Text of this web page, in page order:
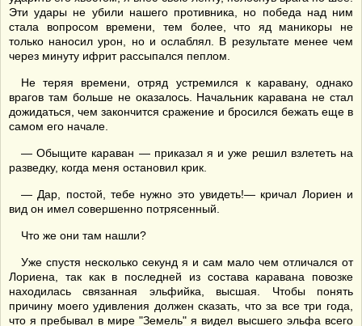
Эти удары не убили нашего противника, но победа над ним
стала вопросом времени, тем более, что яд маникоры не
только наносил урон, но и ослаблял. В результате менее чем
через минуту ифрит рассыпался пеплом.
Не теряя времени, отряд устремился к каравану, однако
врагов там больше не оказалось. Начальник каравана не стал
дожидаться, чем закончится сражение и бросился бежать еще в
самом его начале.
— Обыщите караван — приказал я и уже решил взлететь на
разведку, когда меня остановил крик.
— Дар, постой, тебе нужно это увидеть!— кричал Лориен и
вид он имел совершенно потрясенный.
Что же они там нашли?
Уже спустя несколько секунд я и сам мало чем отличался от
Лориена, так как в последней из состава каравана повозке
находилась связанная эльфийка, высшая. Чтобы понять
причину моего удивления должен сказать, что за все три года,
что я пребывал в мире "Земель" я видел высшего эльфа всего